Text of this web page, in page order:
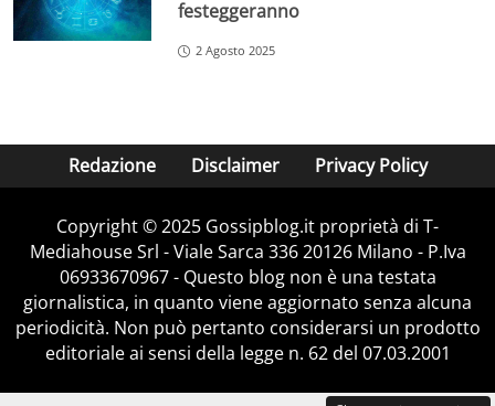
festeggeranno
2 Agosto 2025
Redazione Disclaimer Privacy Policy
Copyright © 2025 Gossipblog.it proprietà di T-
Mediahouse Srl - Viale Sarca 336 20126 Milano - P.Iva
06933670967 - Questo blog non è una testata
giornalistica, in quanto viene aggiornato senza alcuna
periodicità. Non può pertanto considerarsi un prodotto
editoriale ai sensi della legge n. 62 del 07.03.2001